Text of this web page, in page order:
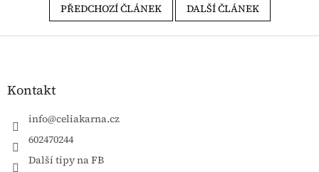
PŘEDCHOZÍ ČLÁNEK DALŠÍ ČLÁNEK
Zápatí
Kontakt
info@celiakarna.cz
602470244
Další tipy na FB